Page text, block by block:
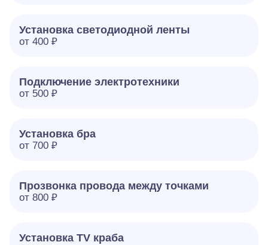
Установка светодиодной ленты
от 400 ₽
Подключение электротехники
от 500 ₽
Установка бра
от 700 ₽
Прозвонка провода между точками
от 800 ₽
Установка TV краба